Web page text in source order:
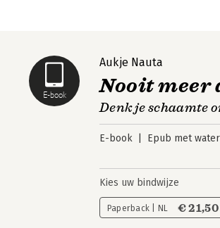
E-book
Aukje Nauta
Nooit meer
Denk je schaamte
E-book Epub met
Kies uw bindwijze
Paperback | NL € 21,50